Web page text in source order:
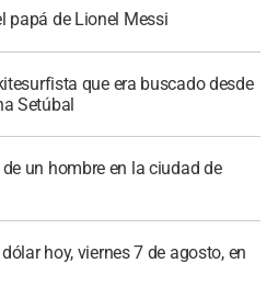
papá de Lionel Messi
que era buscado desde
Setúbal
un hombre en la ciudad de
hoy, viernes 7 de agosto, en